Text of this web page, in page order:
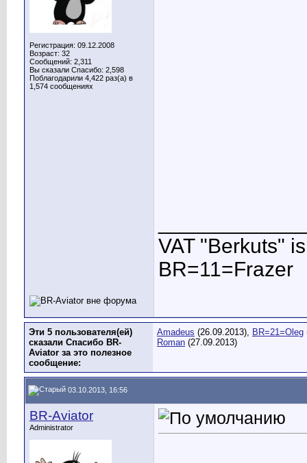
Регистрация: 09.12.2008
Возраст: 32
Сообщений: 2,311
Вы сказали Спасибо: 2,598
Поблагодарили 4,422 раз(а) в
1,574 сообщениях
VAT "Berkuts"
BR=11=Frazer
Эти 5 пользователя(ей)
сказали Спасибо BR-
Aviator за это полезное
сообщение:
Amadeus (26.09.2013), BR=21=Oleg
Roman (27.09.2013)
03.10.2013, 16:56
BR-Aviator
Administrator